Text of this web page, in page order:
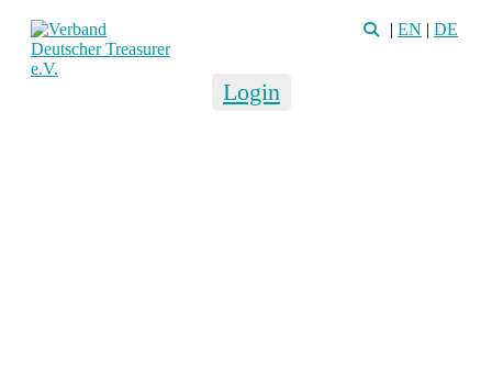
| EN | DE
Login